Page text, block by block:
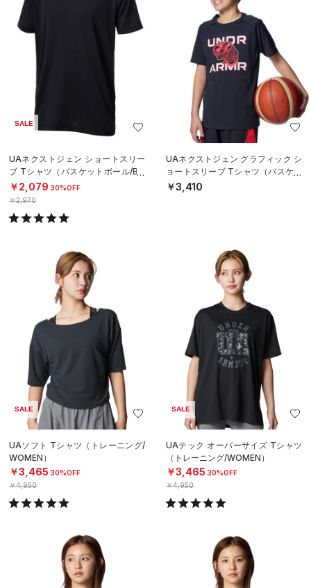
SALE
UAネクストジェン ショートスリー
ブ Tシャツ（バスケットボール/BO
YS）
￥2,079 30%OFF
￥2,970
UAネクストジェン グラフィック シ
ョートスリーブ Tシャツ（バスケッ
トボール/BOYS）
￥3,410
SALE
UAソフト Tシャツ（トレーニング/
WOMEN）
￥3,465 30%OFF
￥4,950
SALE
UAテック オーバーサイズ Tシャツ
（トレーニング/WOMEN）
￥3,465 30%OFF
￥4,950